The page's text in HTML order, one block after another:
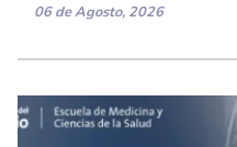
06 de Agosto, 2026